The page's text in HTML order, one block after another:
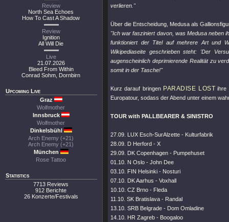
Review
North Sea Echoes
How To Cast A Shadow
Review
Ignition
All Will Die
Live
21.07.2026
Bleed From Within
Conrad Sohm, Dornbirn
Upcoming Live
Graz
Wolfmother
Innsbruck
Wolfmother
Dinkelsbühl
Arch Enemy (+21)
Arch Enemy (+21)
München
Rose Tattoo
Statistics
7713 Reviews
912 Berichte
26 Konzerte/Festivals
verlieren."
Über die Entscheidung, Medusa als
"Ich war fasziniert davon, was Medusa neben
funktioniert der Titel auf mehrere Art und
Wikipediaseite geschrieben steht: 'Der
augenscheinlich deprimierende Realität zu
somit in der Tasche!"
Kurz darauf bringen PARADISE LOST ihre
Europatour, sodass der Abend unter einem
TOUR with PALLBEARER & SINISTRO
27.09. LUX Esch-SurAlzette - Kulturfabrik
28.09. D Herford - X
29.09. DK Copenhagen - Pumpehuset
01.10. N Oslo - John Dee
03.10. FIN Helsinki - Nosturi
07.10. DK Aarhus - Voxhall
10.10. CZ Brno - Fleda
11.10. SK Bratislava - Randal
13.10. SRB Belgrade - Dom Omladine
14.10. HR Zagreb - Boogaloo